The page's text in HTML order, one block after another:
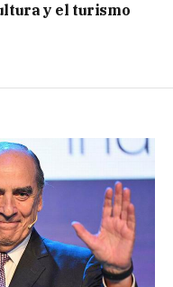
y el turismo